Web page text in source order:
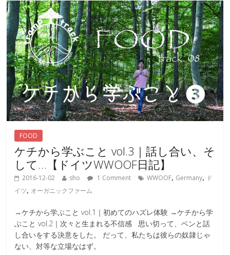
FOOD
ケチから学ぶこと vol.3｜話し合い、そ
して…【ドイツWWOOF日記】
2016-12-02 sho 1 Comment WWOOF, Germany, ド
イツ, オーガニックファーム
→ケチから学ぶこと vol.1｜初めてのハズレ体験 →ケチから学
ぶこと vol.2｜次々と生まれる不信感 思い切って、ベンと話
し合いをする決意をした。 だって、私たちは彼らの奴隷じゃ
ない、対等な立場なはず。